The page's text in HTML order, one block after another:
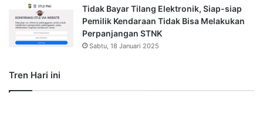
Tidak Bayar Tilang Elektronik, Siap-siap
Pemilik Kendaraan Tidak Bisa Melakukan
Perpanjangan STNK
Sabtu, 18 Januari 2025
Tren Hari ini